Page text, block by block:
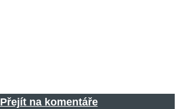
Přejít na komentáře